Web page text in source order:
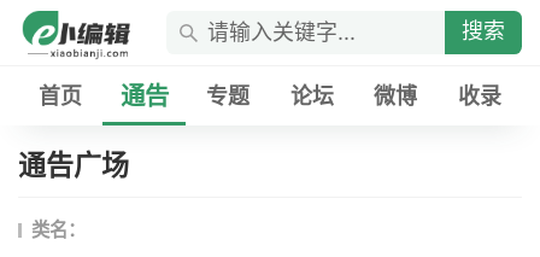
搜索
首页 通告 专题 论坛 微博 收录
通告广场
类名：